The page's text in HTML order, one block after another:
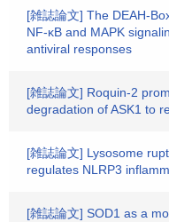
[雑誌論文] The DEAH-
NF-κB and MAPK
antiviral responses
[雑誌論文] Roquin-2
degradation of ASK1 to
[雑誌論文] Lysosome
regulates NLRP3
[雑誌論文] SOD1 as a